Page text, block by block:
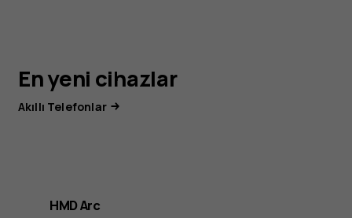
En yeni cihazlar
Akıllı Telefonlar
HMD Arc